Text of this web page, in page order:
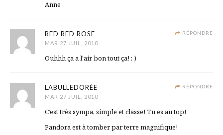
Anne
RÉPONDRE
RED RED ROSE
MAR 27 JUIL, 2010
Ouhhh ça a l’air bon tout ça! : )
RÉPONDRE
LABULLEDORÉE
MAR 27 JUIL, 2010
C’est très sympa, simple et classe! Tu es au top!
Pandora est à tomber par terre magnifique!